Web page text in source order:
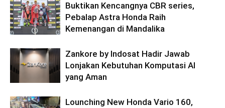
Buktikan Kencangnya CBR series,
Pebalap Astra Honda Raih
Kemenangan di Mandalika
Zankore by Indosat Hadir Jawab
Lonjakan Kebutuhan Komputasi AI
yang Aman
Lounching New Honda Vario 160,